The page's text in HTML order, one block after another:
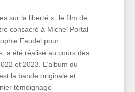
sur la liberté », le film de
consacré à Michel Portal
Faudel pour
a été réalisé au cours des
et 2023. L’album du
la bande originale et
témoignage